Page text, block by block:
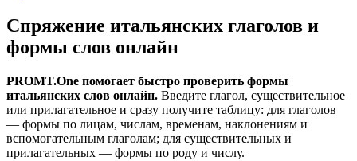
Спряжение итальянских глаголов и
формы слов онлайн
PROMT.One помогает быстро проверить формы
итальянских слов онлайн. Введите глагол, существительное
или прилагательное и сразу получите таблицу: для глаголов
— формы по лицам, числам, временам, наклонениям и
вспомогательным глаголам; для существительных и
прилагательных — формы по роду и числу.